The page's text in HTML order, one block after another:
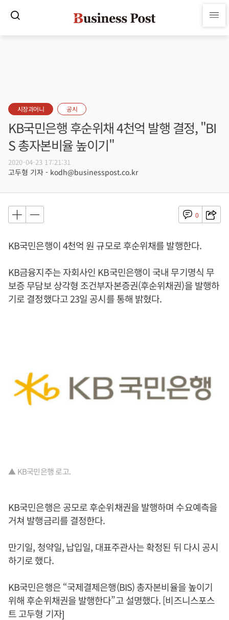
시장과머니 공시
KB국민은행 후순위채 4천억 발행 결정, "BI
S 총자본비율 높이기"
2020-04-23 17:21:31
고두형 기자 - kodh@businesspost.co.kr
0
KB국민은행이 4천억 원 규모로 후순위채를 발행한다.
KB금융지주는 자회사인 KB국민은행이 국내 무기명식 무
보증 무담보 상각형 조건부자본증권(후순위채권)을 발행하
기로 결정했다고 23일 공시를 통해 밝혔다.
▲ KB국민은행 로고.
KB국민은행은 공모로 후순위채권을 발행하며 수요예측을
거쳐 발행금리를 결정한다.
만기일, 청약일, 납입일, 대표주관사는 확정된 뒤 다시 공시
하기로 했다.
KB국민은행은 “국제결제은행(BIS) 총자본비율을 높이기
위해 후순위채권을 발행한다”고 설명했다. [비즈니스포스
트 고두형 기자]